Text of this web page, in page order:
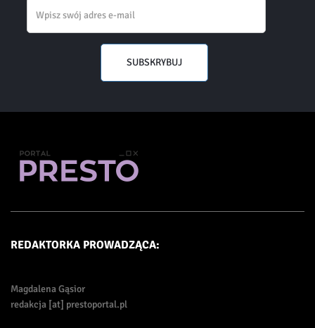
SUBSKRYBUJ
REDAKTORKA PROWADZĄCA:
Magdalena Gąsior
redakcja [at] prestoportal.pl